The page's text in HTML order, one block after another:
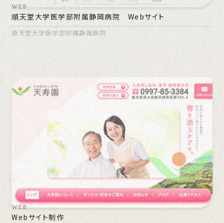
WEB
順天堂大学医学部附属静岡病院 Webサイト
順天堂大学医学部附属静岡病院
WEB
Webサイト制作